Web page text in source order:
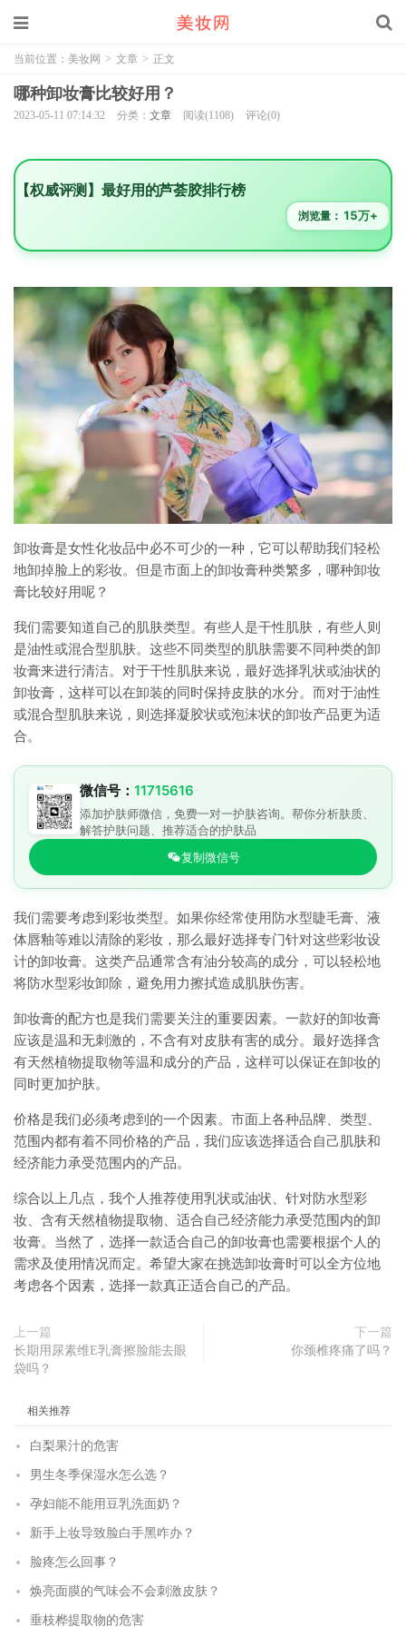
当前位置： 美妆网 > 文章 > 正文
哪种卸妆膏比较好用？
2023-05-11 07:14:32 分类： 文章 阅读(1108) 评论(0)
【权威评测】最好用的芦荟胶排行榜
浏览量： 15万+
卸妆膏是女性化妆品中必不可少的一种，它可以帮助我们轻松
地卸掉脸上的彩妆。但是市面上的卸妆膏种类繁多，哪种卸妆
膏比较好用呢？
我们需要知道自己的肌肤类型。有些人是干性肌肤，有些人则
是油性或混合型肌肤。这些不同类型的肌肤需要不同种类的卸
妆膏来进行清洁。对于干性肌肤来说，最好选择乳状或油状的
卸妆膏，这样可以在卸装的同时保持皮肤的水分。而对于油性
或混合型肌肤来说，则选择凝胶状或泡沫状的卸妆产品更为适
合。
微信号： 11715616
添加护肤师微信，免费一对一护肤咨询。帮你分析肤质、
解答护肤问题、推荐适合的护肤品
复制微信号
我们需要考虑到彩妆类型。如果你经常使用防水型睫毛膏、液
体唇釉等难以清除的彩妆，那么最好选择专门针对这些彩妆设
计的卸妆膏。这类产品通常含有油分较高的成分，可以轻松地
将防水型彩妆卸除，避免用力擦拭造成肌肤伤害。
卸妆膏的配方也是我们需要关注的重要因素。一款好的卸妆膏
应该是温和无刺激的，不含有对皮肤有害的成分。最好选择含
有天然植物提取物等温和成分的产品，这样可以保证在卸妆的
同时更加护肤。
价格是我们必须考虑到的一个因素。市面上各种品牌、类型、
范围内都有着不同价格的产品，我们应该选择适合自己肌肤和
经济能力承受范围内的产品。
综合以上几点，我个人推荐使用乳状或油状、针对防水型彩
妆、含有天然植物提取物、适合自己经济能力承受范围内的卸
妆膏。当然了，选择一款适合自己的卸妆膏也需要根据个人的
需求及使用情况而定。希望大家在挑选卸妆膏时可以全方位地
考虑各个因素，选择一款真正适合自己的产品。
上一篇
长期用尿素维E乳膏擦脸能去眼
袋吗？
下一篇
你颈椎疼痛了吗？
相关推荐
白梨果汁的危害
男生冬季保湿水怎么选？
孕妇能不能用豆乳洗面奶？
新手上妆导致脸白手黑咋办？
脸疼怎么回事？
焕亮面膜的气味会不会刺激皮肤？
垂枝桦提取物的危害